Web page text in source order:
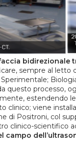
bidirezionale
sempre al letto
Sperimentale;
questo processo,
estendendo
clinico; viene
di Positroni, col
clinico-scientifico
campo